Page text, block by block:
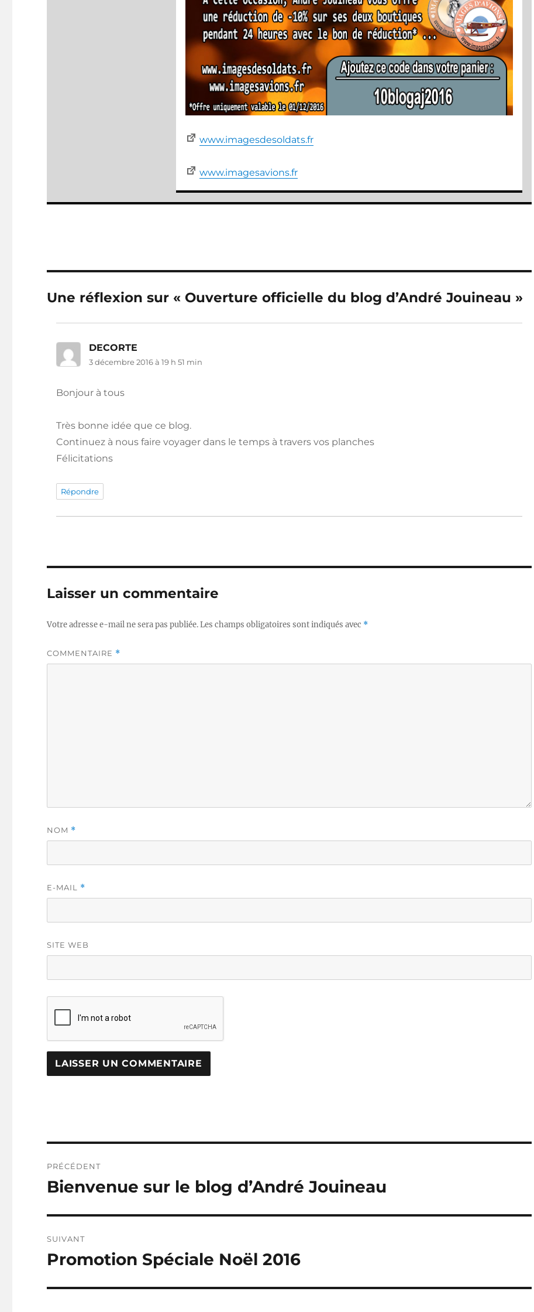
www.imagesdesoldats.fr
www.imagesavions.fr
Une réflexion sur « Ouverture officielle du blog d’André Jouineau »
DECORTE
3 décembre 2016 à 19 h 51 min
Bonjour à tous
Très bonne idée que ce blog.
Continuez à nous faire voyager dans le temps à travers vos planches
Félicitations
Répondre
Laisser un commentaire
Votre adresse e-mail ne sera pas publiée.Les champs obligatoires sont indiqués avec *
COMMENTAIRE *
NOM *
E-MAIL *
SITE WEB
de
PRÉCÉDENT
Publication
Bienvenue sur le blog d’André Jouineau
SUIVANT
Publication
Promotion Spéciale Noël 2016